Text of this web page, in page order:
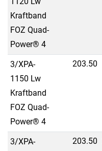
Kraftband
FOZ Quad-
Power® 4
3/XPA-
1150 Lw
Kraftband
FOZ Quad-
Power® 4
203.50
3/XPA-
203.50